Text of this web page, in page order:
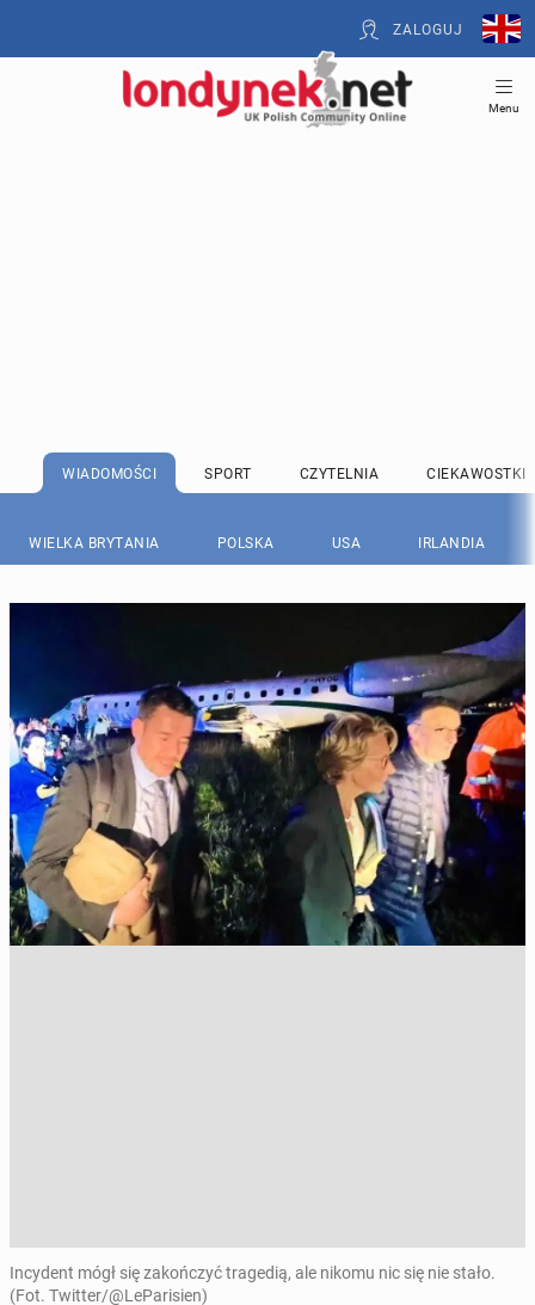
ZALOGUJ
Menu
WIADOMOŚCI SPORT CZYTELNIA CIEKAWOSTKI
WIELKA BRYTANIA POLSKA USA IRLANDIA
Incydent mógł się zakończyć tragedią, ale nikomu nic się nie stało.
(Fot. Twitter/@LeParisien)